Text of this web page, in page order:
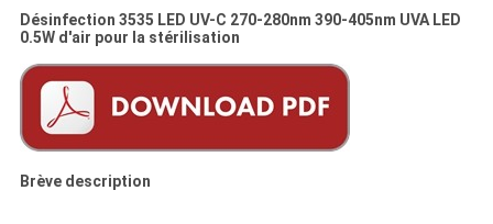
PRIVACY
POLICY
Désinfection 3535 LED UV-C 270-280nm 390-405nm UVA LED
0.5W d'air pour la stérilisation
Brève description